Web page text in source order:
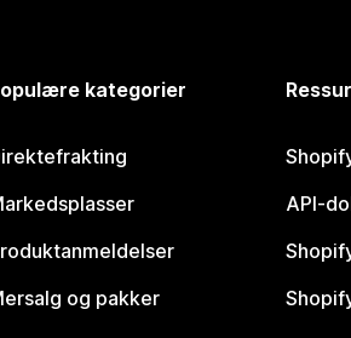
kategorier
og pakker
API-